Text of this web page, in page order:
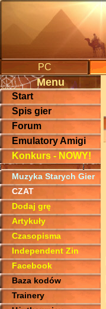
PC
Menu
Start
Spis gier
Forum
Emulatory Amigi
Konkurs - NOWY!
Muzyka Starych Gier
CZAT
Dodaj grę
Artykuły
Czasopisma
Independent Zin
Facebook
Baza kodów
Trainery